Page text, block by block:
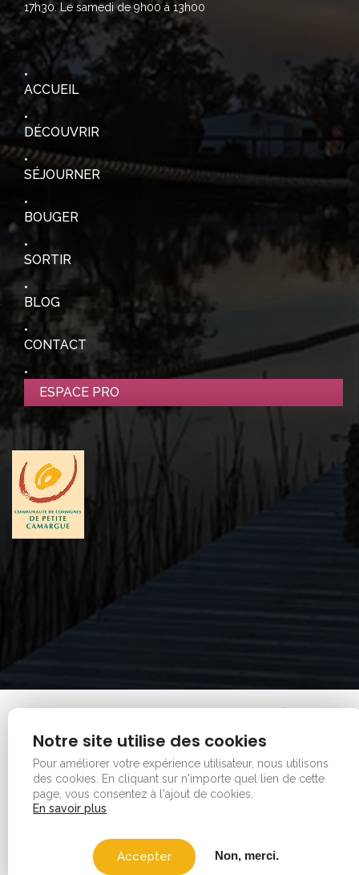
17h30. Le samedi de 9h00 à 13h00
ACCUEIL
DÉCOUVRIR
SÉJOURNER
BOUGER
SORTIR
BLOG
CONTACT
ESPACE PRO
Copyright © 2026 - Office de tourisme - Vauvert. Tous
droits réservés.
Notre site utilise des cookies
Pour améliorer votre expérience utilisateur, nous utilisons
des cookies.
En cliquant sur n'importe quel lien de cette
page, vous consentez à l'ajout de cookies.
En savoir plus
Accepter Non, merci.